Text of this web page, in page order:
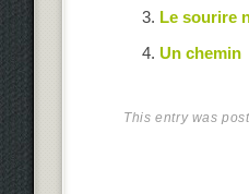
Le sourire
Un chemin
This entry was